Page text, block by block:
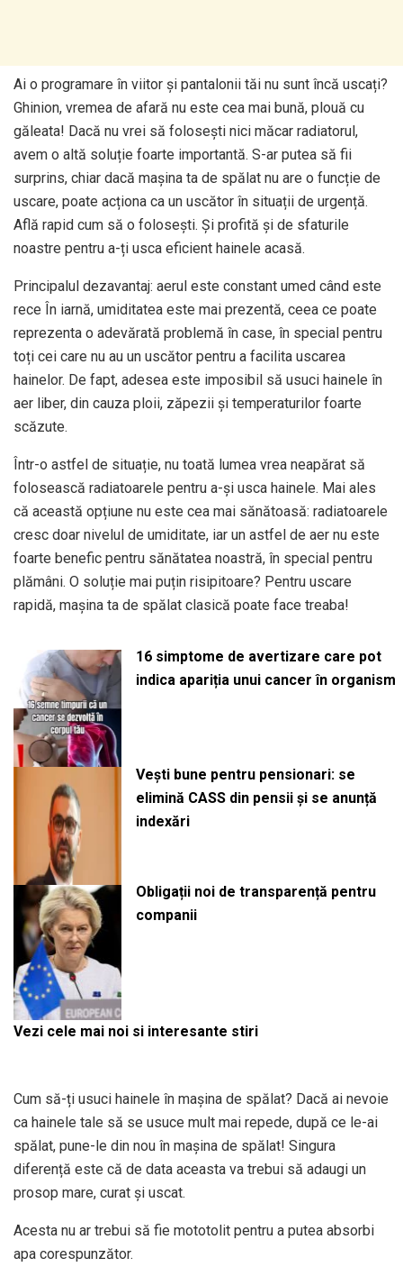
Ai o programare în viitor și pantalonii tăi nu sunt încă uscați?
Ghinion, vremea de afară nu este cea mai bună, plouă cu
găleata! Dacă nu vrei să folosești nici măcar radiatorul,
avem o altă soluție foarte importantă. S-ar putea să fii
surprins, chiar dacă mașina ta de spălat nu are o funcție de
uscare, poate acționa ca un uscător în situații de urgență.
Află rapid cum să o folosești. Și profită și de sfaturile
noastre pentru a-ți usca eficient hainele acasă.
Principalul dezavantaj: aerul este constant umed când este
rece În iarnă, umiditatea este mai prezentă, ceea ce poate
reprezenta o adevărată problemă în case, în special pentru
toți cei care nu au un uscător pentru a facilita uscarea
hainelor. De fapt, adesea este imposibil să usuci hainele în
aer liber, din cauza ploii, zăpezii și temperaturilor foarte
scăzute.
Într-o astfel de situație, nu toată lumea vrea neapărat să
folosească radiatoarele pentru a-și usca hainele. Mai ales
că această opțiune nu este cea mai sănătoasă: radiatoarele
cresc doar nivelul de umiditate, iar un astfel de aer nu este
foarte benefic pentru sănătatea noastră, în special pentru
plămâni. O soluție mai puțin risipitoare? Pentru uscare
rapidă, mașina ta de spălat clasică poate face treaba!
16 simptome de avertizare care pot
indica apariția unui cancer în organism
Vești bune pentru pensionari: se
elimină CASS din pensii și se anunță
indexări
Obligații noi de transparență pentru
companii
Vezi cele mai noi si interesante stiri
Cum să-ți usuci hainele în mașina de spălat? Dacă ai nevoie
ca hainele tale să se usuce mult mai repede, după ce le-ai
spălat, pune-le din nou în mașina de spălat! Singura
diferență este că de data aceasta va trebui să adaugi un
prosop mare, curat și uscat.
Acesta nu ar trebui să fie mototolit pentru a putea absorbi
apa corespunzător.